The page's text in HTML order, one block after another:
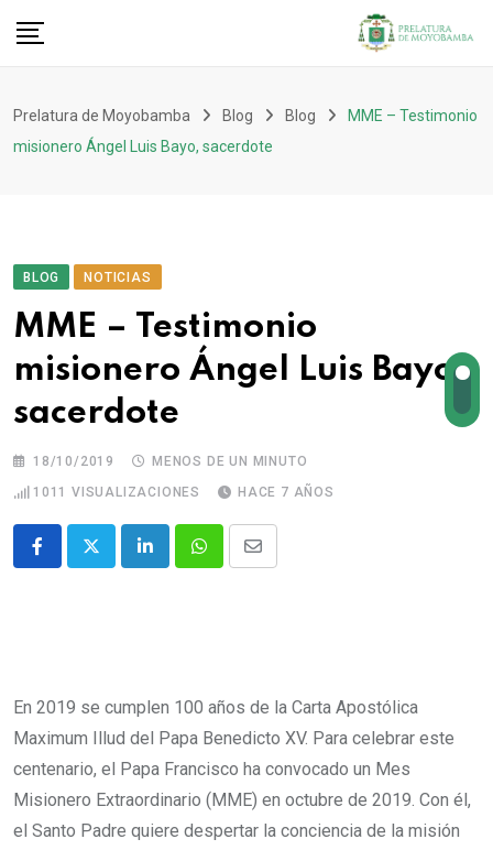
Prelatura de Moyobamba Blog Blog
MME – Testimonio
misionero Ángel Luis Bayo, sacerdote
BLOG NOTICIAS
MME – Testimonio
misionero Ángel Luis Bayo,
sacerdote
18/10/2019
MENOS DE UN MINUTO
1011
VISUALIZACIONES HACE 7 AÑOS
En 2019 se cumplen 100 años de la Carta Apostólica
Maximum Illud del Papa Benedicto XV. Para celebrar este
centenario, el Papa Francisco ha convocado un Mes
Misionero Extraordinario (MME) en octubre de 2019. Con él,
el Santo Padre quiere despertar la conciencia de la misión